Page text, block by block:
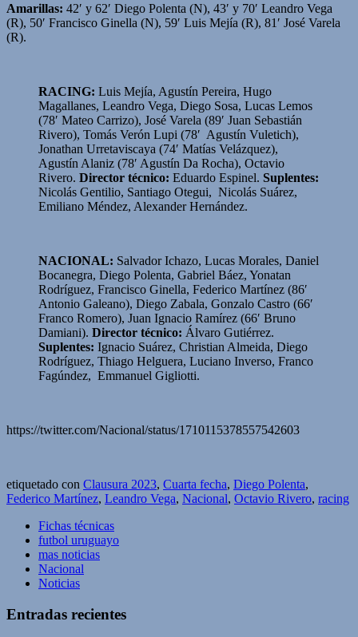
Amarillas: 42′ y 62′ Diego Polenta (N), 43′ y 70′ Leandro Vega
(R), 50′ Francisco Ginella (N), 59′ Luis Mejía (R), 81′ José Varela
(R).
RACING: Luis Mejía, Agustín Pereira, Hugo
Magallanes, Leandro Vega, Diego Sosa, Lucas Lemos
(78′ Mateo Carrizo), José Varela (89′ Juan Sebastián
Rivero), Tomás Verón Lupi (78′ Agustín Vuletich),
Jonathan Urretaviscaya (74′ Matías Velázquez),
Agustín Alaniz (78′ Agustín Da Rocha), Octavio
Rivero. Director técnico: Eduardo Espinel. Suplentes:
Nicolás Gentilio, Santiago Otegui, Nicolás Suárez,
Emiliano Méndez, Alexander Hernández.
NACIONAL: Salvador Ichazo, Lucas Morales, Daniel
Bocanegra, Diego Polenta, Gabriel Báez, Yonatan
Rodríguez, Francisco Ginella, Federico Martínez (86′
Antonio Galeano), Diego Zabala, Gonzalo Castro (66′
Franco Romero), Juan Ignacio Ramírez (66′ Bruno
Damiani). Director técnico: Álvaro Gutiérrez.
Suplentes: Ignacio Suárez, Christian Almeida, Diego
Rodríguez, Thiago Helguera, Luciano Inverso, Franco
Fagúndez, Emmanuel Gigliotti.
https://twitter.com/Nacional/status/1710115378557542603
etiquetado con Clausura 2023, Cuarta fecha, Diego Polenta,
Federico Martínez, Leandro Vega, Nacional, Octavio Rivero, racing
Fichas técnicas
futbol uruguayo
mas noticias
Nacional
Noticias
Entradas recientes